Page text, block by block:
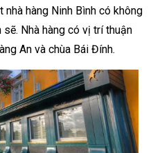
hàng Ninh Bình có không
Nhà hàng có vị trí thuận
An và chùa Bái Đính.